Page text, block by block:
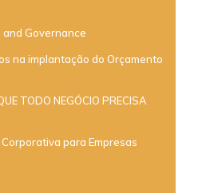
Governance
na implantação do Orçamento
TODO NEGÓCIO PRECISA
para Empresas